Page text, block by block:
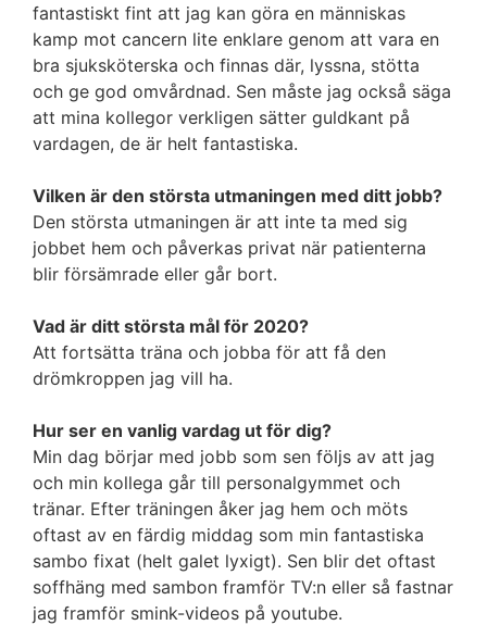
fantastiskt fint att jag kan göra en människas
kamp mot cancern lite enklare genom att vara en
bra sjuksköterska och finnas där, lyssna, stötta
och ge god omvårdnad. Sen måste jag också säga
att mina kollegor verkligen sätter guldkant på
vardagen, de är helt fantastiska.
Vilken är den största utmaningen med ditt jobb?
Den största utmaningen är att inte ta med sig
jobbet hem och påverkas privat när patienterna
blir försämrade eller går bort.
Vad är ditt största mål för 2020?
Att fortsätta träna och jobba för att få den
drömkroppen jag vill ha.
Hur ser en vanlig vardag ut för dig?
Min dag börjar med jobb som sen följs av att jag
och min kollega går till personalgymmet och
tränar. Efter träningen åker jag hem och möts
oftast av en färdig middag som min fantastiska
sambo fixat (helt galet lyxigt). Sen blir det oftast
soffhäng med sambon framför TV:n eller så fastnar
jag framför smink-videos på youtube.